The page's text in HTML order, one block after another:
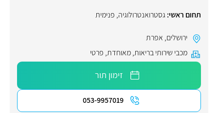
תחום ראשי: גסטרואנטרולוגיה, פנימית
ירושלים, אפרת
מכבי שירותי בריאות,מאוחדת, פרטי
זימון תור
053-9957019